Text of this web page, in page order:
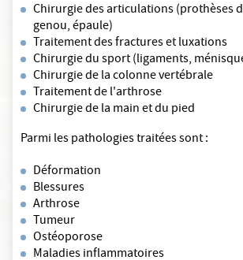
Chirurgie des articulations (prothèses
genou, épaule)
Traitement des fractures et luxations
Chirurgie du sport (ligaments,
Chirurgie de la colonne vertébrale
Traitement de l'arthrose
Chirurgie de la main et du pied
Parmi les pathologies traitées sont :
Déformation
Blessures
Arthrose
Tumeur
Ostéoporose
Maladies inflammatoires